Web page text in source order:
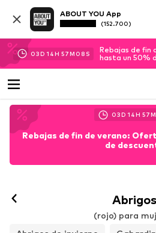
ABOUT YOU App
(152.700)
03D 14H 57M 06 S
Rebajas de fin
hasta un 50%
03D 14H 57M
Rebajas de fin de verano:
de
Abrigos
(rojo) para